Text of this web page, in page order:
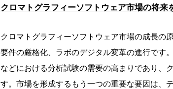
クロマトグラフィーソフトウェア市場の将来
クロマトグラフィーソフトウェア市場の成長の
要件の厳格化、ラボのデジタル変革の進行です
などにおける分析試験の需要の高まりであり、
す。市場を形成するもう一つの重要な要因は、